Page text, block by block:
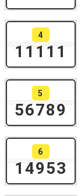
4
11111
5
56789
6
14953